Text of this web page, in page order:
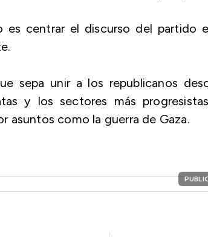
es centrar el discurso del partido
sepa unir a los republicanos
y los sectores más
asuntos como la guerra de Gaza.